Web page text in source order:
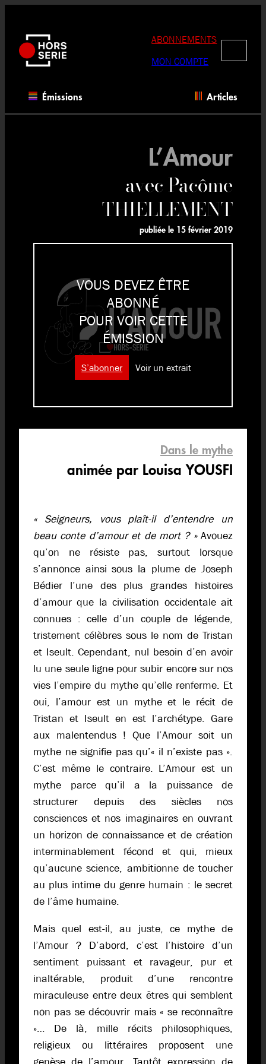
contenu
ABONNEMENTS
MON COMPTE
Émissions Articles
L’Amour
avec Pacôme
THIELLEMENT
publiée le 15 février 2019
VOUS DEVEZ ÊTRE
ABONNÉ
POUR VOIR CETTE
ÉMISSION
S’abonner Voir un extrait
Dans le mythe
animée par Louisa YOUSFI
« Seigneurs, vous plaît-il d’entendre un
beau conte d’amour et de mort ? »Avouez
qu’on ne résiste pas, surtout lorsque
s’annonce ainsi sous la plume de Joseph
Bédier l’une des plus grandes histoires
d’amour que la civilisation occidentale ait
connues : celle d’un couple de légende,
tristement célèbres sous le nom de Tristan
et Iseult. Cependant, nul besoin d’en avoir
lu une seule ligne pour subir encore sur nos
vies l’empire du mythe qu’elle renferme. Et
oui, l’amour est un mythe et le récit de
Tristan et Iseult en est l’archétype. Gare
aux malentendus ! Que l’Amour soit un
mythe ne signifie pas qu’« il n’existe pas ».
C’est même le contraire. L’Amour est un
mythe parce qu’il a la puissance de
structurer depuis des siècles nos
consciences et nos imaginaires en ouvrant
un horizon de connaissance et de création
interminablement fécond et qui, mieux
qu’aucune science, ambitionne de toucher
au plus intime du genre humain : le secret
de l’âme humaine.
Mais quel est-il, au juste, ce mythe de
l’Amour ? D’abord, c’est l’histoire d’un
sentiment puissant et ravageur, pur et
inaltérable, produit d’une rencontre
miraculeuse entre deux êtres qui semblent
non pas se découvrir mais « se reconnaître
»… De là, mille récits philosophiques,
religieux ou littéraires proposent une